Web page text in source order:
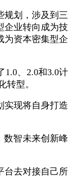
规划，涉及到三
企业转向成为技
为资本密集型企
1.0、2.0和3.0计
转型。
实现将自身打造
台去对接自己所